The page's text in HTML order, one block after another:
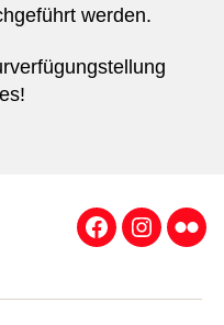
werden.
Facebook